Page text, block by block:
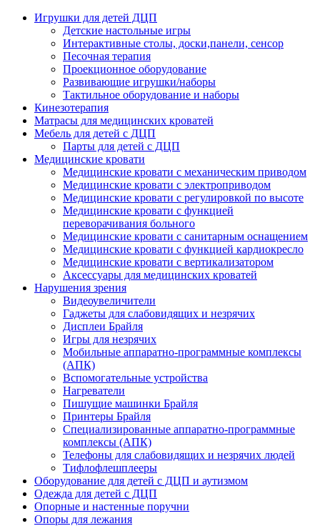
Игрушки для детей ДЦП
Детские настольные игры
Интерактивные столы, доски,панели, сенсор
Песочная терапия
Проекционное оборудование
Развивающие игрушки/наборы
Тактильное оборудование и наборы
Кинезотерапия
Матрасы для медицинских кроватей
Мебель для детей с ДЦП
Парты для детей с ДЦП
Медицинские кровати
Медицинские кровати с механическим приводом
Медицинские кровати с электроприводом
Медицинские кровати с регулировкой по высоте
Медицинские кровати с функцией
переворачивания больного
Медицинские кровати с санитарным оснащением
Медицинские кровати с функцией кардиокресло
Медицинские кровати с вертикализатором
Аксессуары для медицинских кроватей
Нарушения зрения
Видеоувеличители
Гаджеты для слабовидящих и незрячих
Дисплеи Брайля
Игры для незрячих
Мобильные аппаратно-программные комплексы
(АПК)
Вспомогательные устройства
Нагреватели
Пишущие машинки Брайля
Принтеры Брайля
Специализированные аппаратно-программные
комплексы (АПК)
Телефоны для слабовидящих и незрячих людей
Тифлофлешплееры
Оборудование для детей с ДЦП и аутизмом
Одежда для детей с ДЦП
Опорные и настенные поручни
Опоры для лежания